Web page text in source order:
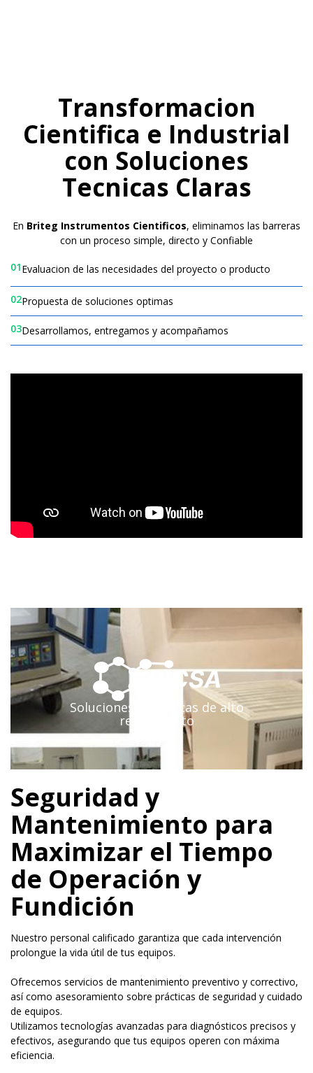
Transformacion
Cientifica e Industrial
con Soluciones
Tecnicas Claras
En Briteg Instrumentos Cientificos, eliminamos las barreras
con un proceso simple, directo y Confiable
01Evaluacion de las necesidades del proyecto o producto
02Propuesta de soluciones optimas
03Desarrollamos, entregamos y acompañamos
Soluciones científicas de alto
rendimiento
Seguridad y
Mantenimiento para
Maximizar el Tiempo
de Operación y
Fundición
Nuestro personal calificado garantiza que cada intervención
prolongue la vida útil de tus equipos.
Ofrecemos servicios de mantenimiento preventivo y correctivo,
así como asesoramiento sobre prácticas de seguridad y cuidado
de equipos.
Utilizamos tecnologías avanzadas para diagnósticos precisos y
efectivos, asegurando que tus equipos operen con máxima
eficiencia.